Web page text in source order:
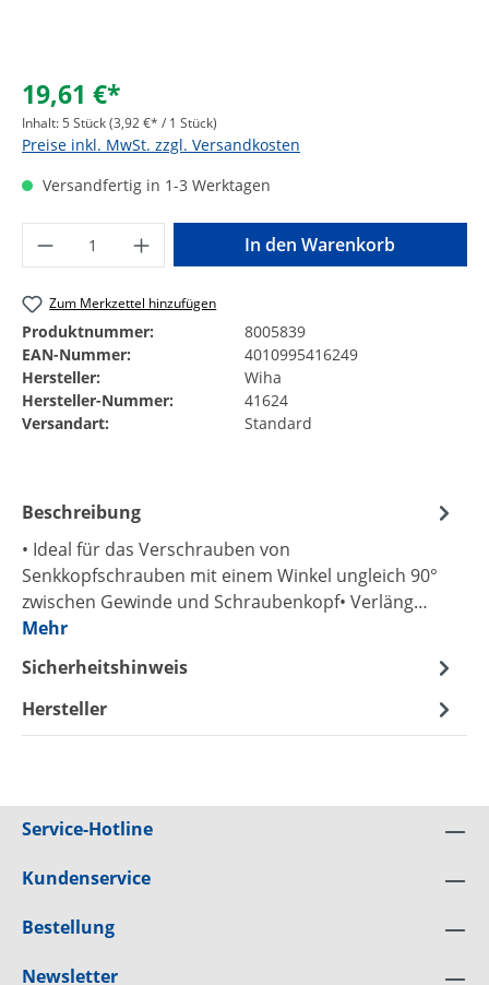
19,61 €*
Inhalt:5 Stück(3,92 €* / 1 Stück)
Preise inkl. MwSt. zzgl. Versandkosten
Versandfertig in 1-3 Werktagen
Produkt Anzahl: Gib den gewünschten
In den Warenkorb
Zum Merkzettel hinzufügen
Produktnummer:
8005839
EAN-Nummer:
4010995416249
Hersteller:
Wiha
Hersteller-Nummer:
41624
Versandart:
Standard
Beschreibung
• Ideal für das Verschrauben von
Senkkopfschrauben mit einem Winkel ungleich 90°
zwischen Gewinde und Schraubenkopf• Verläng…
Mehr
Sicherheitshinweis
Hersteller
Service-Hotline
Kundenservice
Bestellung
Newsletter